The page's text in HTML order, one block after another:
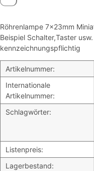
Röhrenlampe 7x23mm
Beispiel Schalter,Taster
kennzeichnungspflichtig
Artikelnummer:
Internationale
Artikelnummer:
Schlagwörter:
Listenpreis:
Lagerbestand: